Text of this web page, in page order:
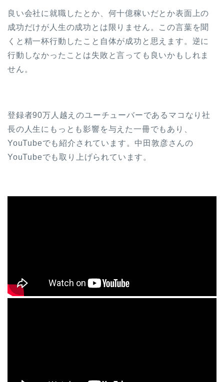
良い会社に就職したとか、何十億稼いだとか表面上の
成功だけが人生の成功とは限りません。この言葉を聞
くと精一杯行動したこと自体が成功と思えます。逆に
行動しなかったことは失敗と言っても良いかもしれま
せん。
登録者90万人越えのユーチューバーであるマコなり社
長の人生にもっとも影響を与えた一冊でもあり、
YouTubeでも紹介されています。中田敦彦さんの
YouTubeでも取り上げられています。